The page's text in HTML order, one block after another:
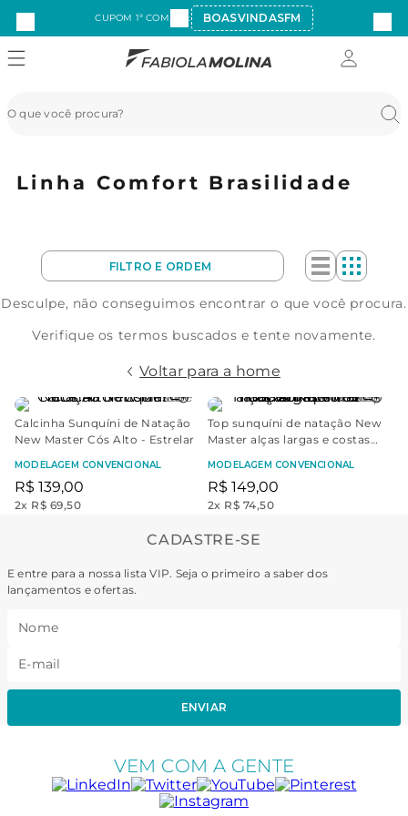
CUPOM 1ª COMPRA: BOASVINDASFM
Linha Comfort Brasilidade
Desculpe, não conseguimos encontrar o que você procura.
Verifique os termos buscados e tente novamente.
Voltar para a home
Calcinha Sunquíni de Natação
New Master Cós Alto - Estrelar
MODELAGEM CONVENCIONAL
R$ 139,00
2x R$ 69,50
Top sunquíni de natação New
Master alças largas e costas
MODELAGEM CONVENCIONAL
R$ 149,00
2x R$ 74,50
CADASTRE-SE
E entre para a nossa lista VIP. Seja o primeiro a saber dos
lançamentos e ofertas.
ENVIAR
VEM COM A GENTE